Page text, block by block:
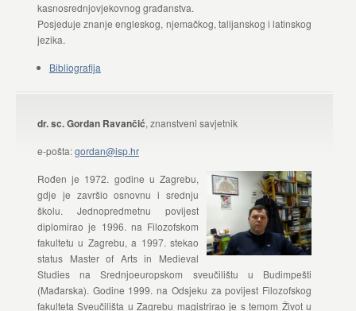
kasnosrednjovjekovnog građanstva.
Posjeduje znanje engleskog, njemačkog, talijanskog i latinskog
jezika.
Bibliografija
dr. sc. Gordan Ravančić, znanstveni savjetnik
e-pošta:gordan@isp.hr
Rođen je 1972. godine u Zagrebu,
gdje je završio osnovnu i srednju
školu. Jednopredmetnu povijest
diplomirao je 1996. na Filozofskom
fakultetu u Zagrebu, a 1997. stekao
status Master of Arts in Medieval
Studies na Srednjoeuropskom sveučilištu u Budimpešti
(Mađarska). Godine 1999. na Odsjeku za povijest Filozofskog
fakulteta Sveučilišta u Zagrebu magistrirao je s temom Život u